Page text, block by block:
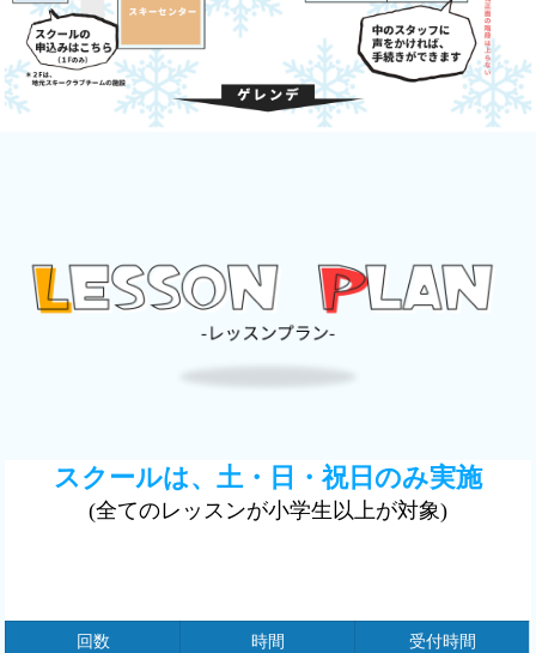
スクールは、土・日・祝日のみ実施
(全てのレッスンが小学生以上が対象)
回数 時間 受付時間